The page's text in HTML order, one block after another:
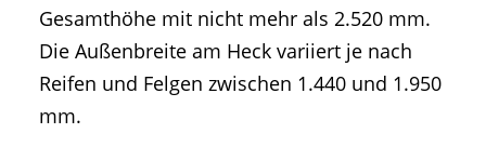
Gesamthöhe mit nicht mehr als 2.520 mm.
Die Außenbreite am Heck variiert je nach
Reifen und Felgen zwischen 1.440 und 1.950
mm.